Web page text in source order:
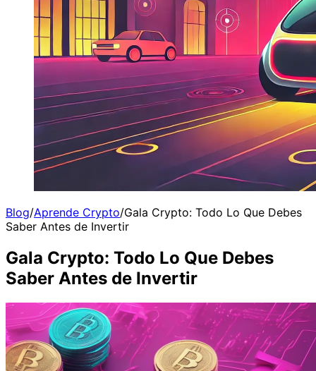
Blog/Aprende Crypto/Gala Crypto: Todo Lo Que Debes
Saber Antes de Invertir
Gala Crypto: Todo Lo Que Debes
Saber Antes de Invertir